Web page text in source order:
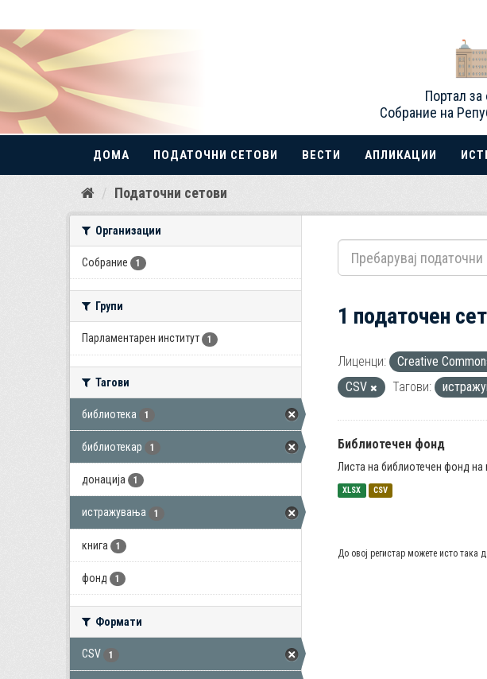
Прескокнете
Портал
Собрание на
ДОМА ПОДАТОЧНИ СЕТОВИ ВЕСТИ АПЛИКАЦИИ
Податочни сетови
Организации
Собрание 1
Групи
Парламентарен институт 1
Тагови
библиотека 1
библиотекар 1
донација 1
истражувања 1
книга 1
фонд 1
Формати
CSV 1
1 податочен
Лиценци: Creative
CSV
Тагови:
Библиотечен фонд
Листа на библиотечен фонд на
XLSX CSV
До овој регистар можете исто така